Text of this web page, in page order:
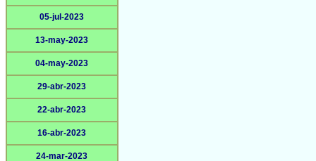
05-jul-2023
13-may-2023
04-may-2023
29-abr-2023
22-abr-2023
16-abr-2023
24-mar-2023